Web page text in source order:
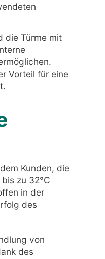
die Türme mit
Vorteil für eine
Kunden, die
zu 32°C
in der
des
von
des